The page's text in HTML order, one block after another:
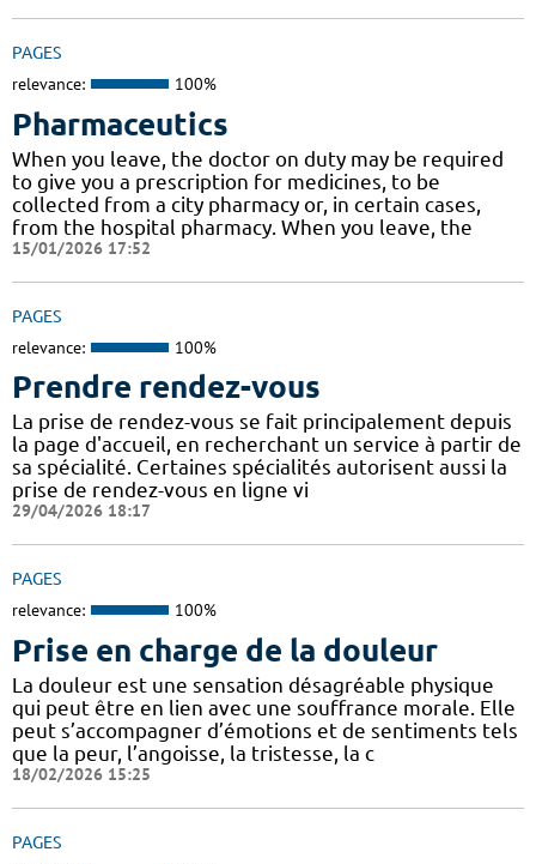
PAGES
relevance: 100%
Pharmaceutics
When you leave, the doctor on duty may be required
to give you a prescription for medicines, to be
collected from a city pharmacy or, in certain cases,
from the hospital pharmacy. When you leave, the
15/01/2026 17:52
PAGES
relevance: 100%
Prendre rendez-vous
La prise de rendez-vous se fait principalement depuis
la page d'accueil, en recherchant un service à partir de
sa spécialité. Certaines spécialités autorisent aussi la
prise de rendez-vous en ligne vi
29/04/2026 18:17
PAGES
relevance: 100%
Prise en charge de la douleur
La douleur est une sensation désagréable physique
qui peut être en lien avec une souffrance morale. Elle
peut s’accompagner d’émotions et de sentiments tels
que la peur, l’angoisse, la tristesse, la c
18/02/2026 15:25
PAGES